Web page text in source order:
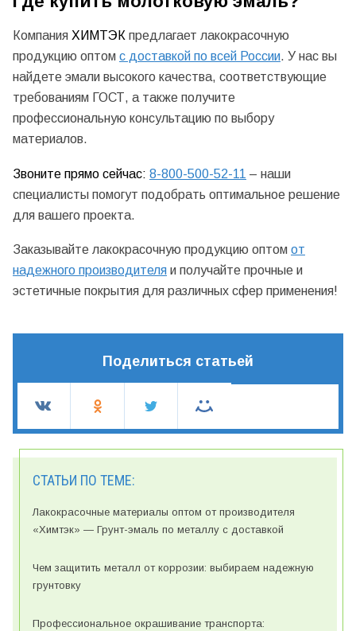
Компания ХИМТЭК предлагает лакокрасочную
продукцию оптом с доставкой по всей России. У нас вы
найдете эмали высокого качества, соответствующие
требованиям ГОСТ, а также получите
профессиональную консультацию по выбору
материалов.
Звоните прямо сейчас: 8-800-500-52-11 – наши
специалисты помогут подобрать оптимальное решение
для вашего проекта.
Заказывайте лакокрасочную продукцию оптом от
надежного производителя и получайте прочные и
эстетичные покрытия для различных сфер применения!
Поделиться статьей
СТАТЬИ ПО ТЕМЕ:
Лакокрасочные материалы оптом от производителя
«Химтэк» — Грунт-эмаль по металлу с доставкой
Чем защитить металл от коррозии: выбираем надежную
грунтовку
Профессиональное окрашивание транспорта: